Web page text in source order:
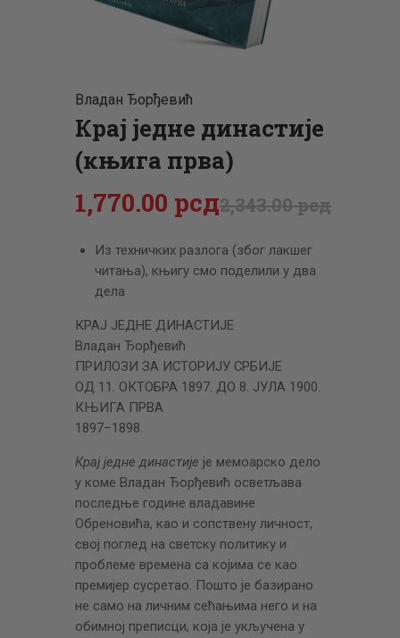
ЦЕНОВНИК
Владан Ђорђевић
Крај једне династије
(књига прва)
2,343.00рсд
1,770.00 рсд
Из техничких разлога (због лакшег
читања), књигу смо поделили у два
дела
КРАЈ ЈЕДНЕ ДИНАСТИЈЕ
Владан Ђорђевић
ПРИЛОЗИ ЗА ИСТОРИЈУ СРБИЈЕ
ОД 11. ОКТОБРА 1897. ДО 8. ЈУЛА 1900.
КЊИГА ПРВА
1897–1898.
Крај једне династије је мемоарско дело
у коме Владан Ђорђевић осветљава
последње године владавине
Обреновића, као и сопствену личност,
свој поглед на светску политику и
проблеме времена са којима се као
премијер сусретао. Пошто је базирано
не само на личним сећањима него и на
обимној преписци, која је укључена у